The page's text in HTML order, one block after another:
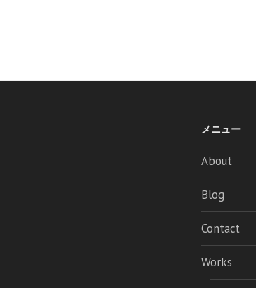
メニュー
About
Blog
Contact
Works